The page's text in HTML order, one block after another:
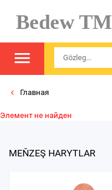
Bedew TM
Главная
Элемент не найден
MEŇZEŞ HARYTLAR